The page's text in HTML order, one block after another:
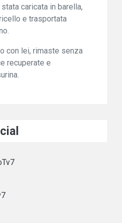
caricata in barella,
e trasportata
con lei, rimaste senza
recuperate e